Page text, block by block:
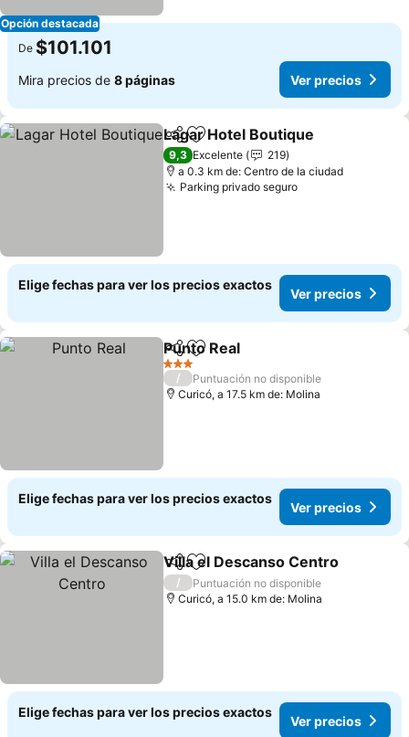
Opción destacada
De $101.101
Mira precios de 8 páginas Ver precios
CompartirAgregar a favoritos
Lagar Hotel Boutique
9,3 Excelente
219
a 0.3 km de: Centro de la ciudad
Parking privado seguroVer precios
Elige fechas para ver los precios exactos
Ver precios
CompartirAgregar a favoritos
Punto Real
3 Estrellas
/
Puntuación no disponible
Curicó, a 17.5 km de: Molina
Elige fechas para ver los precios exactos
Ver precios
CompartirAgregar a favoritos
Villa el Descanso Centro
/
Puntuación no disponible
Curicó, a 15.0 km de: Molina
Elige fechas para ver los precios exactos
Ver precios